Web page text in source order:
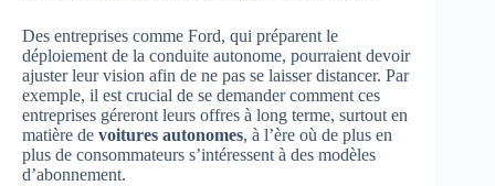
Des entreprises comme Ford, qui préparent le
déploiement de la conduite autonome, pourraient devoir
ajuster leur vision afin de ne pas se laisser distancer. Par
exemple, il est crucial de se demander comment ces
entreprises géreront leurs offres à long terme, surtout en
matière de voitures autonomes, à l’ère où de plus en
plus de consommateurs s’intéressent à des modèles
d’abonnement.